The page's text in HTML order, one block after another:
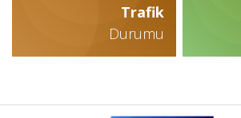
Trafik
Durumu